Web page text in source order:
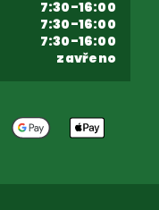
7:30-16:00
7:30-16:00
7:30-16:00
zavřeno